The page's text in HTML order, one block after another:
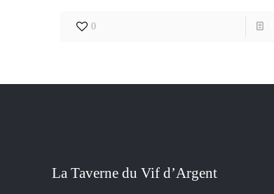
0
La Taverne du Vif d’Argent